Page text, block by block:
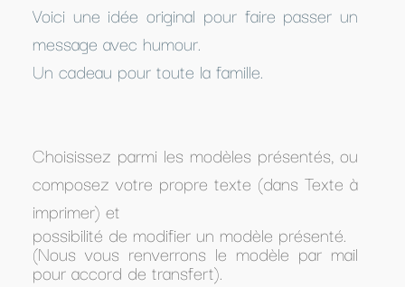
Voici une idée original pour faire passer un
message avec humour.
Un cadeau pour toute la famille.
Choisissez parmi les modèles présentés, ou
composez votre propre texte (dans Texte à
imprimer) et
possibilité de modifier un modèle présenté.
(Nous vous renverrons le modèle par mail
pour accord de transfert).